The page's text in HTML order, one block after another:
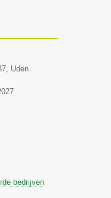
Uden
bedrijven